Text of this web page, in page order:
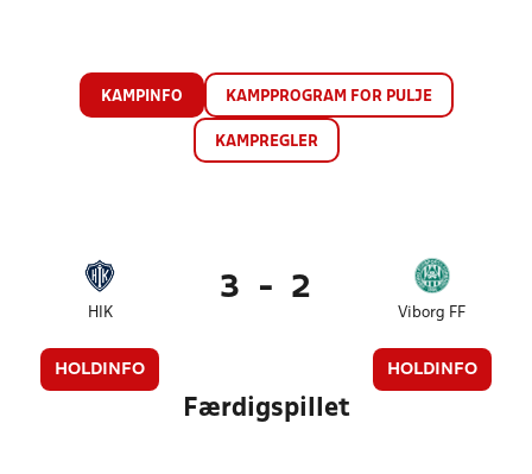
KAMPINFO KAMPPROGRAM FOR PULJE
KAMPREGLER
HIK
HOLDINFO
3 - 2
Viborg FF
HOLDINFO
Færdigspillet